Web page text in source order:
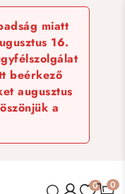
miatt
16.
beérkező
augusztus
a
0 0